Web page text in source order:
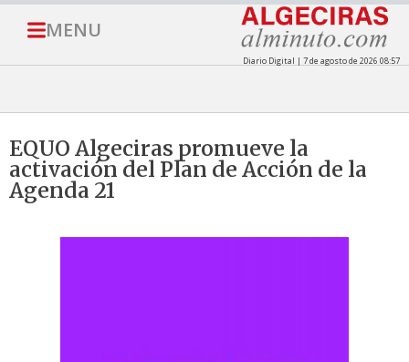
MENU
Diario Digital | 7 de agosto de 2026 08:57
EQUO Algeciras promueve la
activación del Plan de Acción de la
Agenda 21